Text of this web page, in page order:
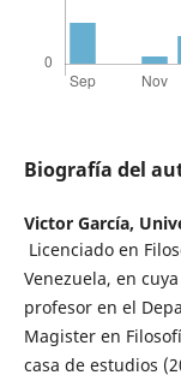
Biografía del
Victor García,
Licenciado en
Venezuela, en
profesor en el
Magister en
casa de estudios